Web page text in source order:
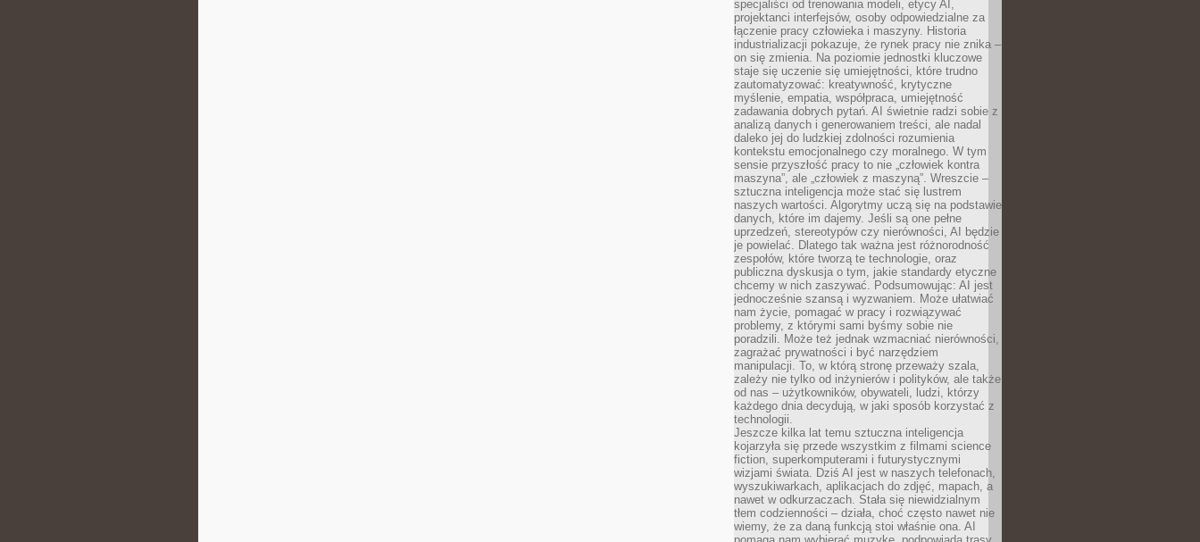
specjaliści od trenowania modeli, etycy AI,
projektanci interfejsów, osoby odpowiedzialne za
łączenie pracy człowieka i maszyny. Historia
industrializacji pokazuje, że rynek pracy nie znika –
on się zmienia. Na poziomie jednostki kluczowe
staje się uczenie się umiejętności, które trudno
zautomatyzować: kreatywność, krytyczne
myślenie, empatia, współpraca, umiejętność
zadawania dobrych pytań. AI świetnie radzi sobie z
analizą danych i generowaniem treści, ale nadal
daleko jej do ludzkiej zdolności rozumienia
kontekstu emocjonalnego czy moralnego. W tym
sensie przyszłość pracy to nie „człowiek kontra
maszyna”, ale „człowiek z maszyną”. Wreszcie –
sztuczna inteligencja może stać się lustrem
naszych wartości. Algorytmy uczą się na podstawie
danych, które im dajemy. Jeśli są one pełne
uprzedzeń, stereotypów czy nierówności, AI będzie
je powielać. Dlatego tak ważna jest różnorodność
zespołów, które tworzą te technologie, oraz
publiczna dyskusja o tym, jakie standardy etyczne
chcemy w nich zaszywać. Podsumowując: AI jest
jednocześnie szansą i wyzwaniem. Może ułatwiać
nam życie, pomagać w pracy i rozwiązywać
problemy, z którymi sami byśmy sobie nie
poradzili. Może też jednak wzmacniać nierówności,
zagrażać prywatności i być narzędziem
manipulacji. To, w którą stronę przeważy szala,
zależy nie tylko od inżynierów i polityków, ale także
od nas – użytkowników, obywateli, ludzi, którzy
każdego dnia decydują, w jaki sposób korzystać z
technologii.
Jeszcze kilka lat temu sztuczna inteligencja
kojarzyła się przede wszystkim z filmami science
fiction, superkomputerami i futurystycznymi
wizjami świata. Dziś AI jest w naszych telefonach,
wyszukiwarkach, aplikacjach do zdjęć, mapach, a
nawet w odkurzaczach. Stała się niewidzialnym
tłem codzienności – działa, choć często nawet nie
wiemy, że za daną funkcją stoi właśnie ona. AI